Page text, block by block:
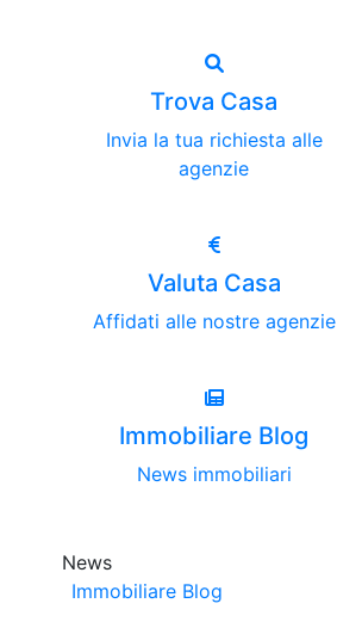
Trova Casa
Invia la tua richiesta alle
agenzie
Valuta Casa
Affidati alle nostre agenzie
Immobiliare Blog
News immobiliari
News
Immobiliare Blog